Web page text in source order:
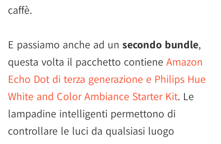
caffè.
E passiamo anche ad un secondo bundle,
questa volta il pacchetto contiene Amazon
Echo Dot di terza generazione e Philips Hue
White and Color Ambiance Starter Kit. Le
lampadine intelligenti permettono di
controllare le luci da qualsiasi luogo